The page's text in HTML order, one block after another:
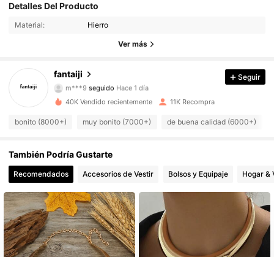
Detalles Del Producto
Material: Hierro
Ver más
fantaiji
4,91 3.9K Seguidores
3.9K Seguidores
4,91
m***9 seguido Hace 1 día
4,91
4,91 3.9K Seguidores
4,91 3.9K Seguidores
4,91
4,91 3.9K Seguidores
4,91 3.9K Seguidores
Seguir
40K Vendido recientemente 11K Recompra
bonito (8000+) muy bonito (7000+) de buena calidad (6000+)
También Podría Gustarte
Recomendados Accesorios de Vestir Bolsos y Equipaje Hogar &